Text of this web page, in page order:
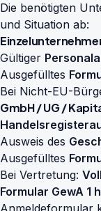
Die benötigten
und Situation ab:
Gültiger
Ausgefülltes
Bei Nicht-EU-
GmbH / UG /
Ausweis des
Ausgefülltes
Bei Vertretung:
Formular GewA 1
Anmeldeformular